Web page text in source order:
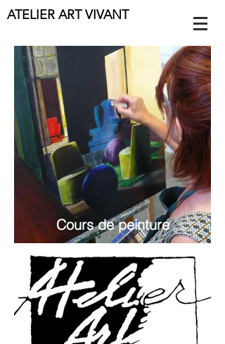
ATELIER ART VIVANT
Cours de peinture